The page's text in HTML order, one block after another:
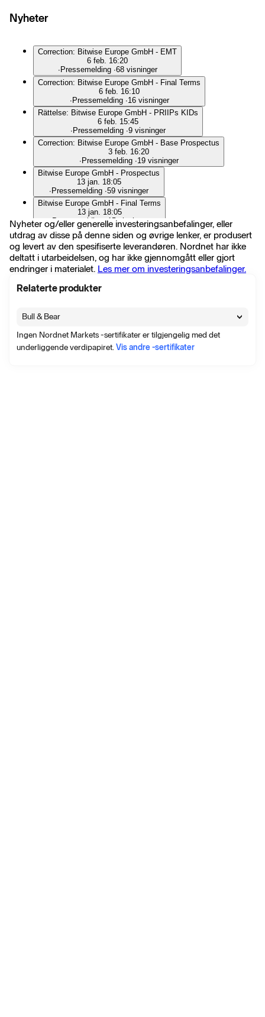
Nyheter
Correction: Bitwise Europe GmbH - EMT
6 feb. 16:20
∙Pressemelding ∙68 visninger
Correction: Bitwise Europe GmbH - Final Terms
6 feb. 16:10
∙Pressemelding ∙16 visninger
Rättelse: Bitwise Europe GmbH - PRIIPs KIDs
6 feb. 15:45
∙Pressemelding ∙9 visninger
Correction: Bitwise Europe GmbH - Base Prospectus
3 feb. 16:20
∙Pressemelding ∙19 visninger
Bitwise Europe GmbH - Prospectus
13 jan. 18:05
∙Pressemelding ∙59 visninger
Bitwise Europe GmbH - Final Terms
13 jan. 18:05
∙Pressemelding ∙15 visninger
Bitwise Europe GmbH - EMT
13 jan. 18:05
∙Pressemelding ∙9 visninger
Bitwise Europe GmbH - PRIIPs KIDs
13 jan. 16:38
Nyheter og/eller generelle investeringsanbefalinger, eller
utdrag av disse på denne siden og øvrige lenker, er produsert
og levert av den spesifiserte leverandøren. Nordnet har ikke
deltatt i utarbeidelsen, og har ikke gjennomgått eller gjort
endringer i materialet. Les mer om investeringsanbefalinger.
Relaterte produkter
Bull & Bear
Ingen Nordnet Markets -sertifikater er tilgjengelig med det
underliggende verdipapiret.Vis andre -sertifikater